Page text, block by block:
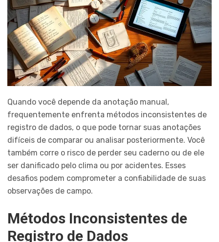
Quando você depende da anotação manual,
frequentemente enfrenta métodos inconsistentes de
registro de dados, o que pode tornar suas anotações
difíceis de comparar ou analisar posteriormente. Você
também corre o risco de perder seu caderno ou de ele
ser danificado pelo clima ou por acidentes. Esses
desafios podem comprometer a confiabilidade de suas
observações de campo.
Métodos Inconsistentes de
Registro de Dados